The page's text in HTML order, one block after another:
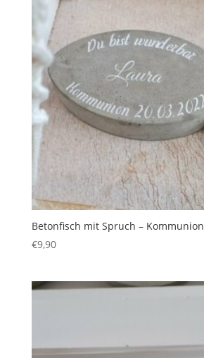
Betonfisch mit Spruch – Kommunion
€9,90